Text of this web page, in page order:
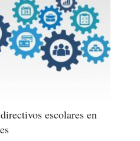
escolares en